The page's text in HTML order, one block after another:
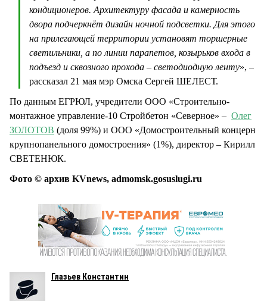
кондиционеров. Архитектуру фасада и камерность
двора подчеркнёт дизайн ночной подсветки. Для этого
на прилегающей территории установят торшерные
светильники, а по линии парапетов, козырьков входа в
подъезд и сквозного прохода – светодиодную ленту», –
рассказал 21 мая мэр Омска Сергей ШЕЛЕСТ.
По данным ЕГРЮЛ, учредители ООО «Строительно-
монтажное управление-10 Стройбетон «Северное» – Олег
ЗОЛОТОВ (доля 99%) и ООО «Домостроительный концерн
крупнопанельного домостроения» (1%), директор – Кирилл
СВЕТЕНЮК.
Фото © архив KVnews, admomsk.gosuslugi.ru
Глазьев Константин